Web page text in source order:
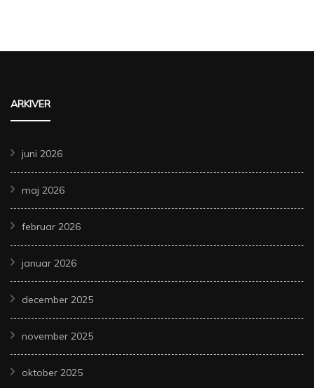
ARKIVER
juni 2026
maj 2026
februar 2026
januar 2026
december 2025
november 2025
oktober 2025